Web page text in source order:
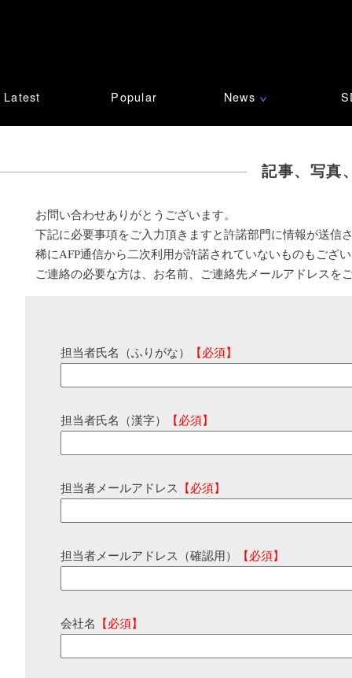
Latest Popular News ∨
記事、写真
お問い合わせありがとうございます。
下記に必要事項をご入力頂きますと許諾部門に情報が送信
稀にAFP通信から二次利用が許諾されていないものもござ
ご連絡の必要な方は、お名前、ご連絡先メールアドレスを
担当者氏名（ふりがな） 【必須】
担当者氏名（漢字） 【必須】
担当者メールアドレス 【必須】
担当者メールアドレス（確認用） 【必須】
会社名 【必須】